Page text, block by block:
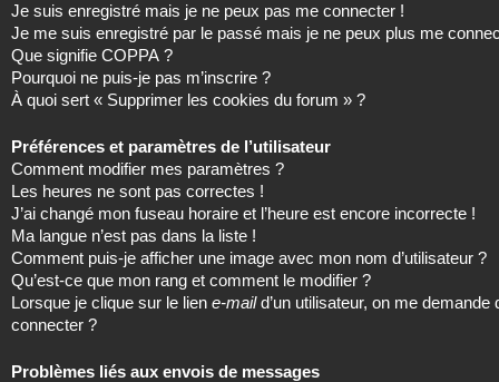
Je suis enregistré mais je ne peux pas me connecter !
Je me suis enregistré par le passé mais je ne peux plus me
Que signifie COPPA ?
Pourquoi ne puis-je pas m’inscrire ?
À quoi sert « Supprimer les cookies du forum » ?
Préférences et paramètres de l’utilisateur
Comment modifier mes paramètres ?
Les heures ne sont pas correctes !
J’ai changé mon fuseau horaire et l’heure est encore incorrecte !
Ma langue n’est pas dans la liste !
Comment puis-je afficher une image avec mon nom d’utilisateur ?
Qu’est-ce que mon rang et comment le modifier ?
Lorsque je clique sur le lien e-maild’un utilisateur, on me demande
connecter ?
Problèmes liés aux envois de messages